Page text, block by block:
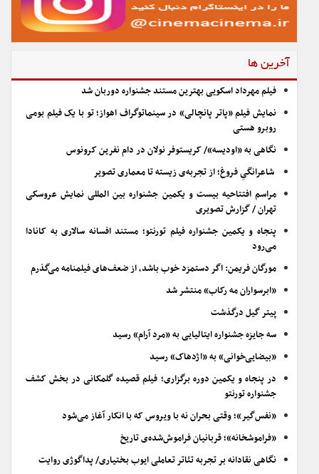
آخرین ها
فیلم مهرداد اسکویی بهترین مستند جشنواره دوربان شد
نمایش فیلم «پاتر پانچالی» در سینماتوگراف اهواز؛ تو با یک فیلم بومی
روبرو هستی
نگاهی به «اودیسه»/ کریستوفر نولان در دام نفرین کرونوس
شاعرانگیِ فروغ؛ از تجربه‌ی زیسته تا معماری تصویر
مراسم افتتاحیه بیست و یکمین جشنواره بین المللی نمایش عروسکی
تهران / گزارش تصویری
پنجاه و یکمین جشنواره فیلم تورنتو؛ مستند افسانه سالاری به کانادا
می‌رود
مورگان فریمن: اگر دستمزد خوب باشد، از ضعف‌های فیلمنامه می‌گذرم
«ابرسواران مه رکاب» منتشر شد
پیتر گیل درگذشت
سه جایزه جشنواره ایتالیایی به «مرد آرام» رسید
«بیضایی‌خوانی» به «اژدهاک» رسید
در پنجاه و یکمین دوره برگزاری؛ فیلم قصیده گلمکانی در بخش کشف
جشنواره تورنتو
«نفس‌گیر»؛ وقتی بحران نه با ویروس که با انکار آغاز می‌شود
«فراموشخانه»؛ قربانیان فراموش‌شده‌ی تاریخ
نگاهی نقادانه بر تجربه تئاتر تعاملی ایوب بختیاری/ پداگوژی روایت